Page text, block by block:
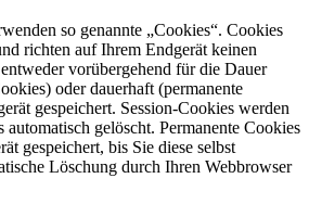
so genannte „Cookies“. Cookies
richten auf Ihrem Endgerät keinen
vorübergehend für die Dauer
oder dauerhaft (permanente
gespeichert. Session-Cookies werden
automatisch gelöscht. Permanente Cookies
gespeichert, bis Sie diese selbst
Löschung durch Ihren Webbrowser